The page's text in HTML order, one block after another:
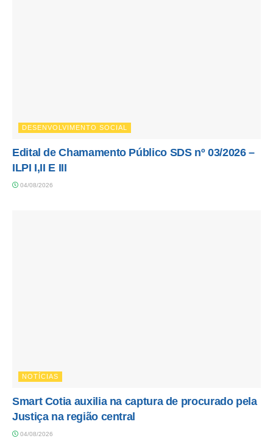
DESENVOLVIMENTO SOCIAL
Edital de Chamamento Público SDS nº 03/2026 –
ILPI I,II E III
04/08/2026
NOTÍCIAS
Smart Cotia auxilia na captura de procurado pela
Justiça na região central
04/08/2026